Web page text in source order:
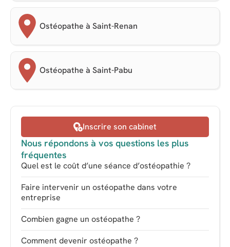
Ostéopathe à Saint-Renan
Ostéopathe à Saint-Pabu
Inscrire son cabinet
Nous répondons à vos questions les plus
fréquentes
Quel est le coût d’une séance d’ostéopathie ?
Faire intervenir un ostéopathe dans votre
entreprise
Combien gagne un ostéopathe ?
Comment devenir ostéopathe ?